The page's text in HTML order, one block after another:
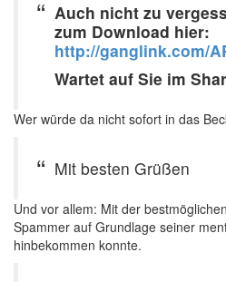
Auch nicht zu
zum Download hier:
http://ganglink.com/
Wartet auf Sie im
Wer würde da nicht sofort in das
Mit besten Grüßen
Und vor allem: Mit der
Spammer auf Grundlage seiner
hinbekommen konnte.